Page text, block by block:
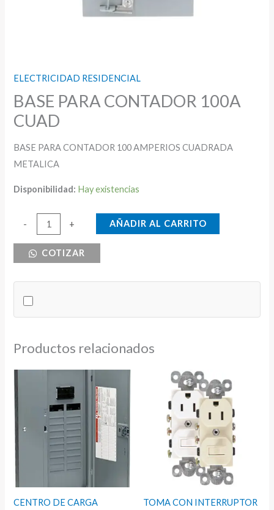
ELECTRICIDAD RESIDENCIAL
BASE PARA CONTADOR 100A
CUAD
BASE PARA CONTADOR 100 AMPERIOS CUADRADA
METALICA
Disponibilidad: Hay existencias
-
CONTADOR
cantidad
+ AÑADIR AL CARRITO
COTIZAR
Productos relacionados
CENTRO DE CARGA
TOMA CON INTERRUPTOR